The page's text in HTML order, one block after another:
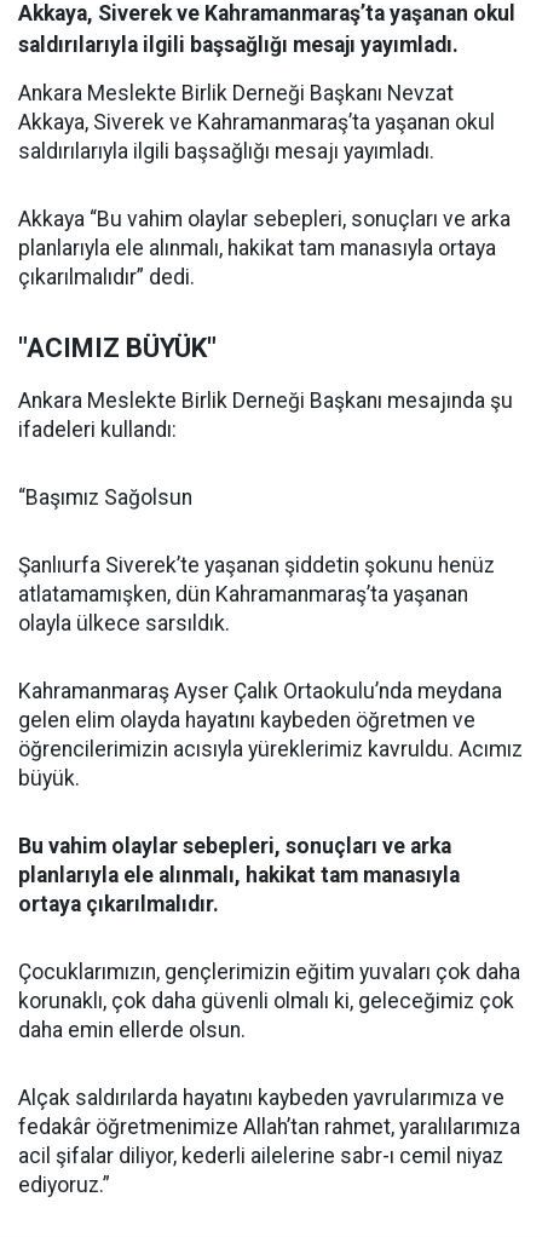
Akkaya, Siverek ve Kahramanmaraş’ta yaşanan okul
saldırılarıyla ilgili başsağlığı mesajı yayımladı.
Ankara Meslekte Birlik Derneği Başkanı Nevzat
Akkaya, Siverek ve Kahramanmaraş’ta yaşanan okul
saldırılarıyla ilgili başsağlığı mesajı yayımladı.
Akkaya “Bu vahim olaylar sebepleri, sonuçları ve arka
planlarıyla ele alınmalı, hakikat tam manasıyla ortaya
çıkarılmalıdır” dedi.
"ACIMIZ BÜYÜK"
Ankara Meslekte Birlik Derneği Başkanı mesajında şu
ifadeleri kullandı:
“Başımız Sağolsun
Şanlıurfa Siverek’te yaşanan şiddetin şokunu henüz
atlatamamışken, dün Kahramanmaraş’ta yaşanan
olayla ülkece sarsıldık.
Kahramanmaraş Ayser Çalık Ortaokulu’nda meydana
gelen elim olayda hayatını kaybeden öğretmen ve
öğrencilerimizin acısıyla yüreklerimiz kavruldu. Acımız
büyük.
Bu vahim olaylar sebepleri, sonuçları ve arka
planlarıyla ele alınmalı, hakikat tam manasıyla
ortaya çıkarılmalıdır.
Çocuklarımızın, gençlerimizin eğitim yuvaları çok daha
korunaklı, çok daha güvenli olmalı ki, geleceğimiz çok
daha emin ellerde olsun.
Alçak saldırılarda hayatını kaybeden yavrularımıza ve
fedakâr öğretmenimize Allah’tan rahmet, yaralılarımıza
acil şifalar diliyor, kederli ailelerine sabr-ı cemil niyaz
ediyoruz.”